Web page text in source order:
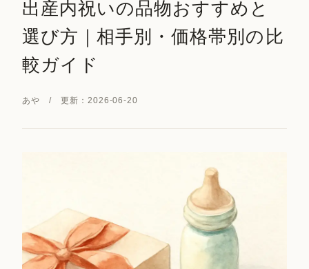
出産内祝いの品物おすすめと
選び方｜相手別・価格帯別の比
較ガイド
あや / 更新：2026-06-20